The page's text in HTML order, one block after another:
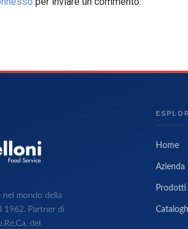
nel mondo della
1962. Partner di
del
Home
Azienda
Prodotti